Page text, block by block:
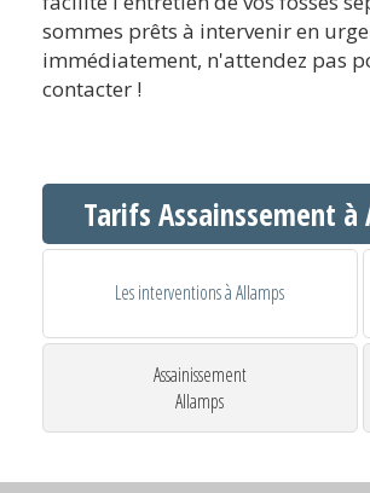
sommes prêts à intervenir en
immédiatement, n'attendez pas
contacter !
Tarifs Assainssement à
Les interventions à Allamps
Assainissement
Allamps